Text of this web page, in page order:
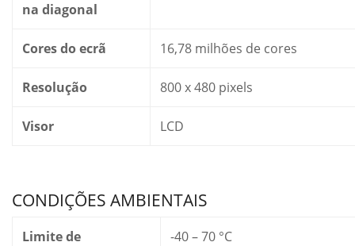
na diagonal
Cores do ecrã 16,78 milhões de cores
Resolução 800 x 480 pixels
Visor LCD
CONDIÇÕES AMBIENTAIS
Limite de
-40 – 70 °C